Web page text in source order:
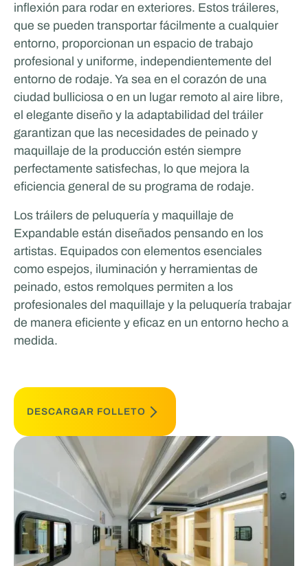
inflexión para rodar en exteriores. Estos tráileres,
que se pueden transportar fácilmente a cualquier
entorno, proporcionan un espacio de trabajo
profesional y uniforme, independientemente del
entorno de rodaje. Ya sea en el corazón de una
ciudad bulliciosa o en un lugar remoto al aire libre,
el elegante diseño y la adaptabilidad del tráiler
garantizan que las necesidades de peinado y
maquillaje de la producción estén siempre
perfectamente satisfechas, lo que mejora la
eficiencia general de su programa de rodaje.
Los tráilers de peluquería y maquillaje de
Expandable están diseñados pensando en los
artistas. Equipados con elementos esenciales
como espejos, iluminación y herramientas de
peinado, estos remolques permiten a los
profesionales del maquillaje y la peluquería trabajar
de manera eficiente y eficaz en un entorno hecho a
medida.
DESCARGAR FOLLETO